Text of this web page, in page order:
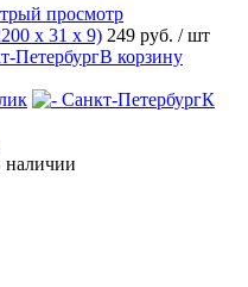
просмотр
х 31 х 9) 249 руб. / шт
В корзину
К
наличии